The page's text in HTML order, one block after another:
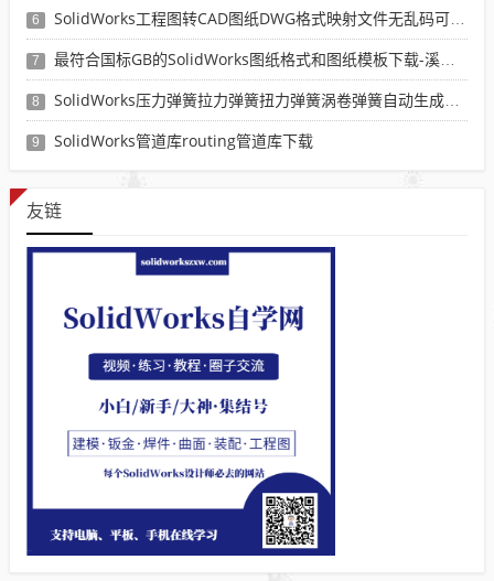
6 SolidWorks工程图转CAD图纸DWG格式映射文件无乱码可分层-溪风亲测推荐
7 最符合国标GB的SolidWorks图纸格式和图纸模板下载-溪风专用版
8 SolidWorks压力弹簧拉力弹簧扭力弹簧涡卷弹簧自动生成宏程序下载
9 SolidWorks管道库routing管道库下载
友链